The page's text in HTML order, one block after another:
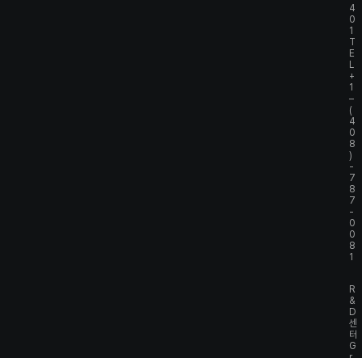
4
0
1
T
E
L
+
1
–
(
4
0
8
)
-
7
8
7
-
0
0
8
1
R
&
D
센
터
G